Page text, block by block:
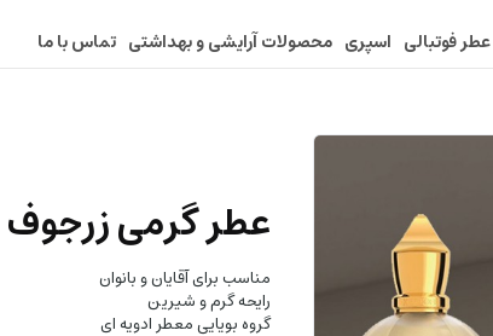
عطر فوتبالی اسپری محصولات آرایشی و بهداشتی تماس با ما
عطر گرمی
مناسب برای آقایان و بانوان
رایحه گرم و شیرین
گروه بویایی معطر ادویه ای